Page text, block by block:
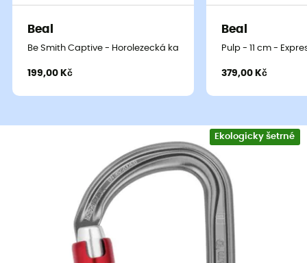
Beal
Be Smith Captive - Horolezecká karabina
199,00 Kč
Beal
Pulp - 11 cm -
379,00 Kč
Ekologicky šetrné